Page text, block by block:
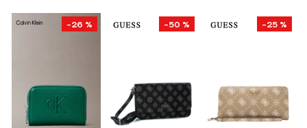
-26 % -50 % -25 %